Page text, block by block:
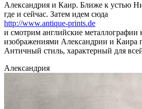
Александрия и Каир. Ближе к устью
где и сейчас. Затем идем сюда
http://www.antique-prints.de
и смотрим английские металлографии
изображениями Александрии и Каира
Античный стиль, характерный для
Александрия